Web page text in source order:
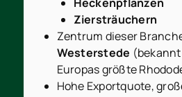
Ziersträuchern
Zentrum dieser
Westerstede (bekannt
Europas größte
Hohe Exportquote,